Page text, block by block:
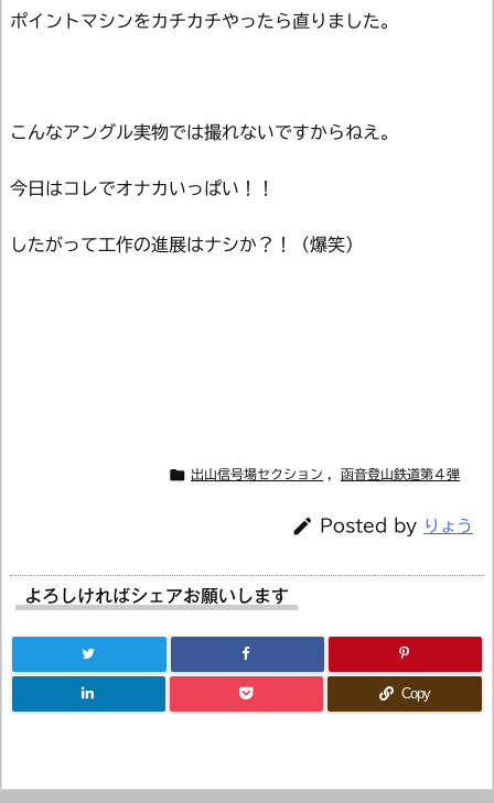
ポイントマシンをカチカチやったら直りました。
こんなアングル実物では撮れないですからねえ。
今日はコレでオナカいっぱい！！
したがって工作の進展はナシか？！（爆笑）
 出山信号場セクション 函音登山鉄道第４弾
 Posted by りょう
よろしければシェアお願いします
Copy